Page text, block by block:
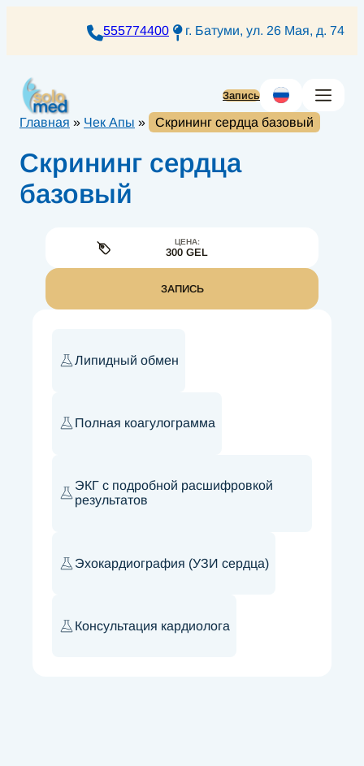
555774400 г. Батуми, ул. 26 Мая, д. 74
Запись
Главная » Чек Апы » Скрининг сердца базовый
Скрининг сердца
базовый
Липидный обмен
Полная коагулограмма
ЭКГ с подробной расшифровкой
результатов
Эхокардиография (УЗИ сердца)
Консультация кардиолога
ЦЕНА:
300 GEL
ЗАПИСЬ